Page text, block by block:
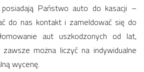
Państwo auto do kasacji –
do nas kontakt i zameldować się do
aut uszkodzonych od lat,
można liczyć na indywidualne
wycenę.